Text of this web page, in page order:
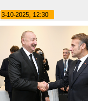
3-10-2025, 12:30